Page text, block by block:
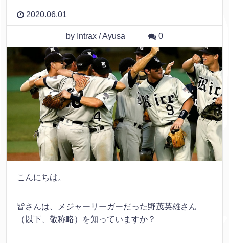
2020.06.01
by Intrax / Ayusa 0
こんにちは。
皆さんは、メジャーリーガーだった野茂英雄さん
（以下、敬称略）を知っていますか？